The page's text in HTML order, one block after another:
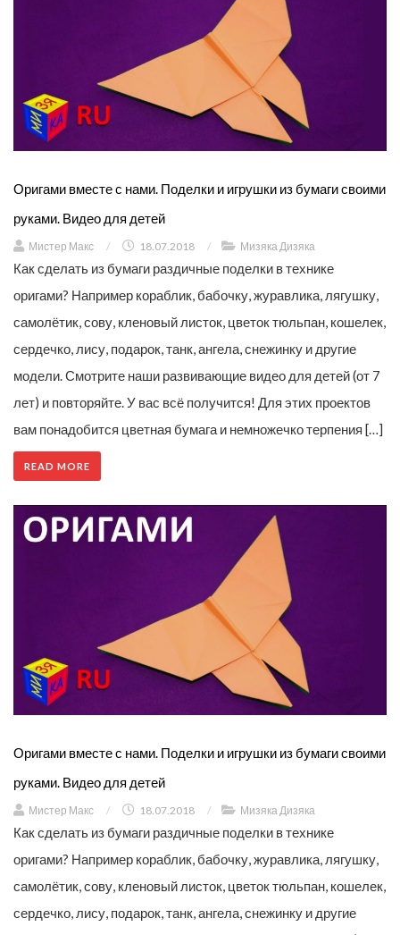
Оригами вместе с нами. Поделки и игрушки из бумаги своими
руками. Видео для детей
Мистер Макс / 18.07.2018 / Мизяка Дизяка
Как сделать из бумаги раздичные поделки в технике
оригами? Например кораблик, бабочку, журавлика, лягушку,
самолётик, сову, кленовый листок, цветок тюльпан, кошелек,
сердечко, лису, подарок, танк, ангела, снежинку и другие
модели. Смотрите наши развивающие видео для детей (от 7
лет) и повторяйте. У вас всё получится! Для этих проектов
вам понадобится цветная бумага и немножечко терпения […]
READ MORE
Оригами вместе с нами. Поделки и игрушки из бумаги своими
руками. Видео для детей
Мистер Макс / 18.07.2018 / Мизяка Дизяка
Как сделать из бумаги раздичные поделки в технике
оригами? Например кораблик, бабочку, журавлика, лягушку,
самолётик, сову, кленовый листок, цветок тюльпан, кошелек,
сердечко, лису, подарок, танк, ангела, снежинку и другие